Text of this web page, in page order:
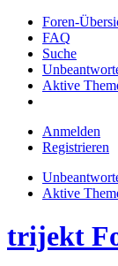
Foren-
FAQ
Suche
Aktive
Anmelden
Registrieren
Aktive
trijekt